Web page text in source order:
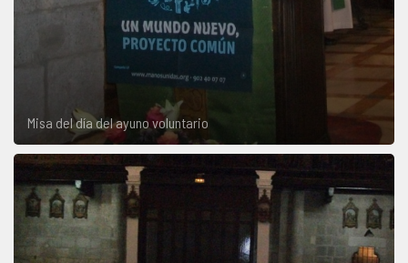
Misa del día del ayuno voluntario